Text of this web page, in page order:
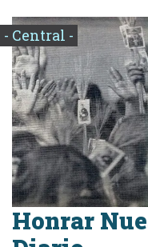
- Central -
Honrar